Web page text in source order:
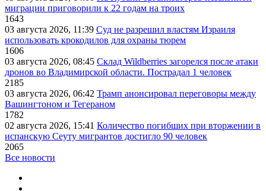
миграции приговорили к 22 годам на троих
1643
03 августа 2026, 11:39 Суд не разрешил властям Израиля
использовать крокодилов для охраны тюрем
1606
03 августа 2026, 08:45 Склад Wildberries загорелся после атаки
дронов во Владимирской области. Пострадал 1 человек
2185
03 августа 2026, 06:42 Трамп анонсировал переговоры между
Вашингтоном и Тегераном
1782
02 августа 2026, 15:41 Количество погибших при вторжении в
испанскую Сеуту мигрантов достигло 90 человек
2065
Все новости